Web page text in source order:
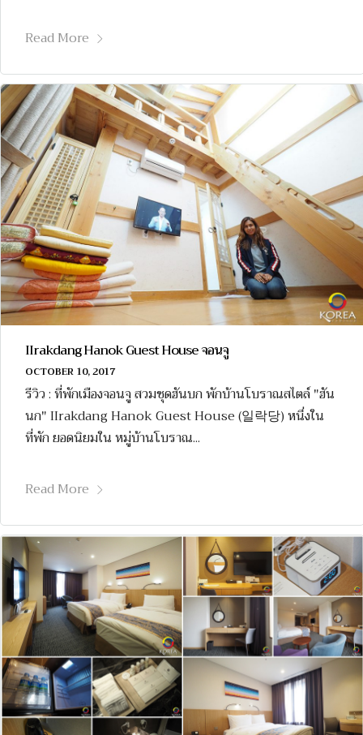
Read More
IIrakdang Hanok Guest House จอนจู
OCTOBER 10, 2017
รีวิว : ที่พักเมืองจอนจู สวมชุดฮันบก พักบ้านโบราณสไตล์ "ฮัน
นก" IIrakdang Hanok Guest House (일락당) หนึ่งใน
ที่พัก ยอดนิยมใน หมู่บ้านโบราณ...
Read More